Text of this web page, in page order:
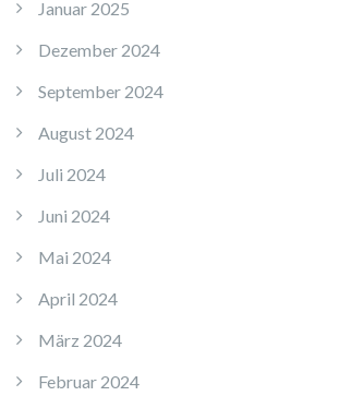
Januar 2025
Dezember 2024
September 2024
August 2024
Juli 2024
Juni 2024
Mai 2024
April 2024
März 2024
Februar 2024